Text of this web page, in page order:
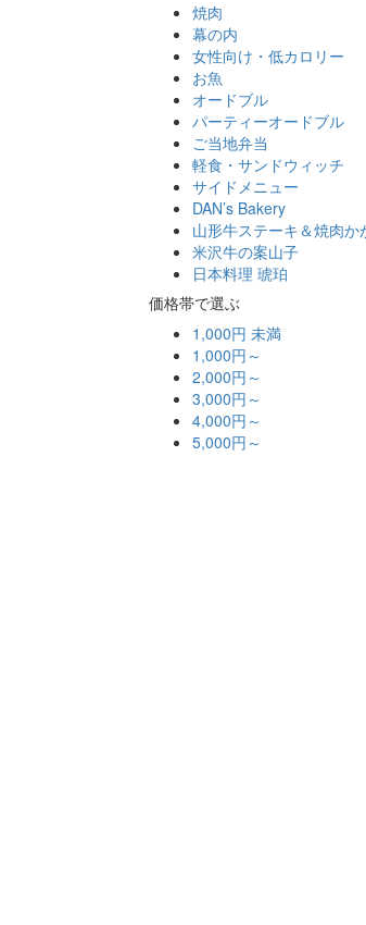
焼肉
幕の内
女性向け・低カロリー
お魚
オードブル
パーティーオードブル
ご当地弁当
軽食・サンドウィッチ
サイドメニュー
DAN’s Bakery
山形牛ステーキ＆焼肉か
米沢牛の案山子
日本料理 琥珀
価格帯で選ぶ
1,000円 未満
1,000円～
2,000円～
3,000円～
4,000円～
5,000円～